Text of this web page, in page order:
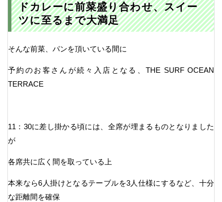
ドカレーに前菜盛り合わせ、スイー
ツに至るまで大満足
そんな前菜、パンを頂いている間に
予約のお客さんが続々入店となる、THE SURF OCEAN
TERRACE
11：30に差し掛かる頃には、全席が埋まるものとなりました
が
各席共に広く間を取っている上
本来なら6人掛けとなるテーブルを3人仕様にするなど、十分
な距離間を確保